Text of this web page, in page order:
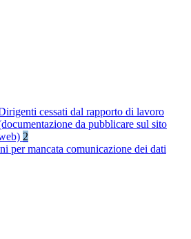
cessati dal rapporto di lavoro
da pubblicare sul sito
2
per mancata comunicazione dei dati